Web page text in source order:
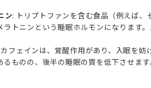
ン: トリプトファンを含む食品（例えば
ラトニンという睡眠ホルモンになります
フェインは、覚醒作用があり、入眠を
ものの、後半の睡眠の質を低下させます